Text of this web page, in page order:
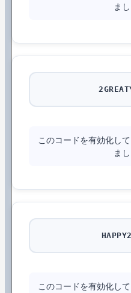
まし
このコードを有効化し
まし
このコードを有効化し